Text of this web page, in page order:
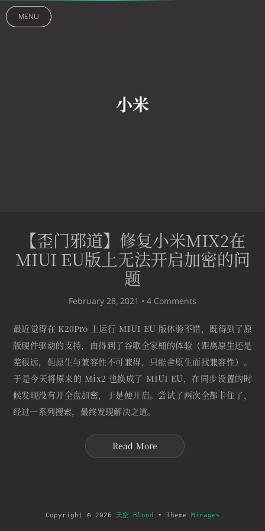
MENU
小米
【歪门邪道】修复小米MIX2在
MIUI EU版上无法开启加密的问
题
February 28, 2021 • 4 Comments
最近觉得在 K20Pro 上运行 MIUI EU 版体验不错，既得到了原
版硬件驱动的支持，由得到了谷歌全家桶的体验（距离原生还是
差很远，但原生与兼容性不可兼得，只能舍原生而找兼容性）。
于是今天将原来的 Mix2 也换成了 MIUI EU，在同步设置的时
候发现没有开全盘加密，于是便开启。尝试了两次全都卡住了，
经过一系列搜索，最终发现解决之道。
Read More
Copyright © 2026 天空 Blond • Theme Mirages